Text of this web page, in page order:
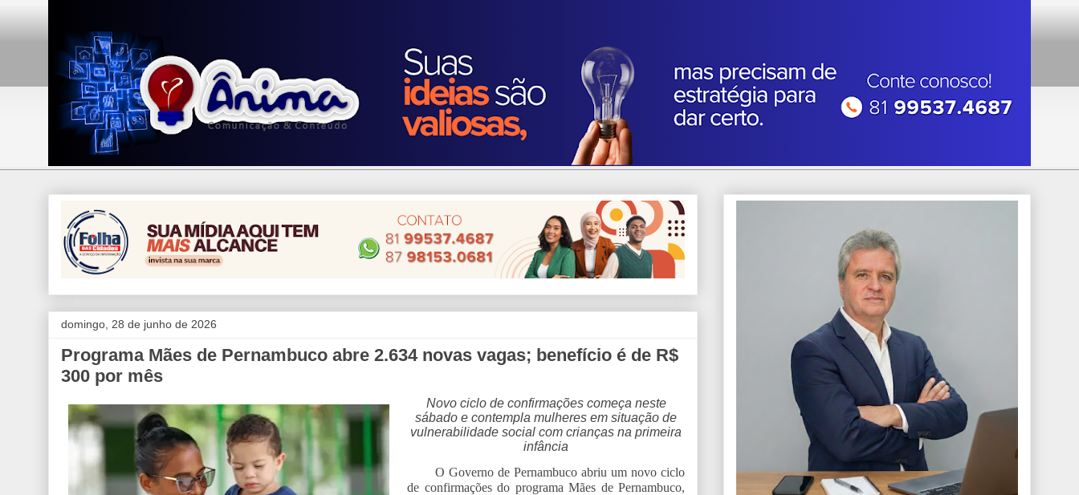
domingo, 28 de junho de 2026
Programa Mães de Pernambuco abre 2.634 novas vagas; benefício é de R$
300 por mês
Novo ciclo de confirmações começa neste
sábado e contempla mulheres em situação de
vulnerabilidade social com crianças na primeira
infância
O Governo de Pernambuco abriu um novo ciclo
de confirmações do programa Mães de Pernambuco,